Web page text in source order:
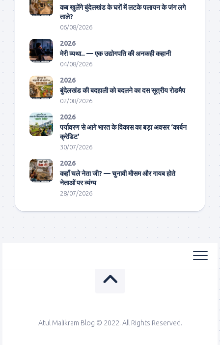
कब खुलेंगे बुंदेलखंड के घरों में लटके पलायन के जंग लगे
ताले?
06/08/2026
2026
मेरी व्यथा.. — एक उद्योगपति की अनकही कहानी
04/08/2026
2026
बुंदेलखंड की बदहाली को बदलने का दस सूत्रीय रोडमैप
02/08/2026
2026
पर्यावरण से आगे भारत के विकास का बड़ा अवसर ‘कार्बन
क्रेडिट’
30/07/2026
2026
कहाँ चले नेता जी? — चुनावी मौसम और गायब होते
नेताओं पर व्यंग्य
28/07/2026
Atul Malikram Blog © 2022. All Rights Reserved.